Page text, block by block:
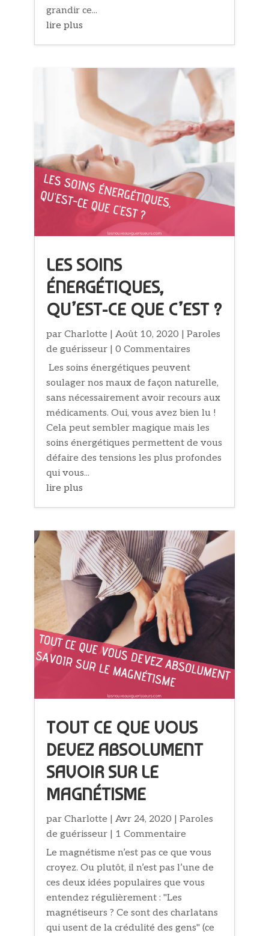
grandir ce...
lire plus
LES SOINS
ÉNERGÉTIQUES,
QU’EST-CE QUE C’EST ?
parCharlotte |Août 10, 2020 |Paroles
de guérisseur | 0 Commentaires
Les soins énergétiques peuvent
soulager nos maux de façon naturelle,
sans nécessairement avoir recours aux
médicaments. Oui, vous avez bien lu !
Cela peut sembler magique mais les
soins énergétiques permettent de vous
défaire des tensions les plus profondes
qui vous...
lire plus
TOUT CE QUE VOUS
DEVEZ ABSOLUMENT
SAVOIR SUR LE
MAGNÉTISME
parCharlotte |Avr 24, 2020 |Paroles
de guérisseur | 1 Commentaire
Le magnétisme n’est pas ce que vous
croyez. Ou plutôt, il n’est pas l’une de
ces deux idées populaires que vous
entendez régulièrement : "Les
magnétiseurs ? Ce sont des charlatans
qui usent de la crédulité des gens" (ce